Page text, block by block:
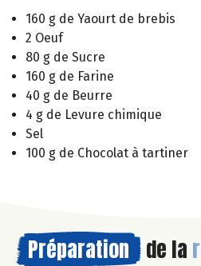
160 g de Yaourt de brebis
2 Oeuf
80 g de Sucre
160 g de Farine
40 g de Beurre
4 g de Levure chimique
Sel
100 g de Chocolat à tartiner
Préparation de la